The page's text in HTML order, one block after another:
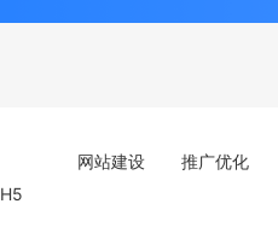
H5
网站建设 推广优化